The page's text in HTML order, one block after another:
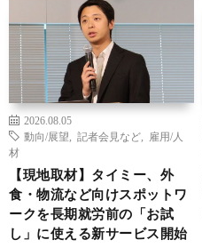
2026.08.05
動向/展望
記者会見など
雇用/人
材
【現地取材】タイミー、外
食・物流など向けスポットワ
ークを長期就労前の「お試
し」に使える新サービス開始